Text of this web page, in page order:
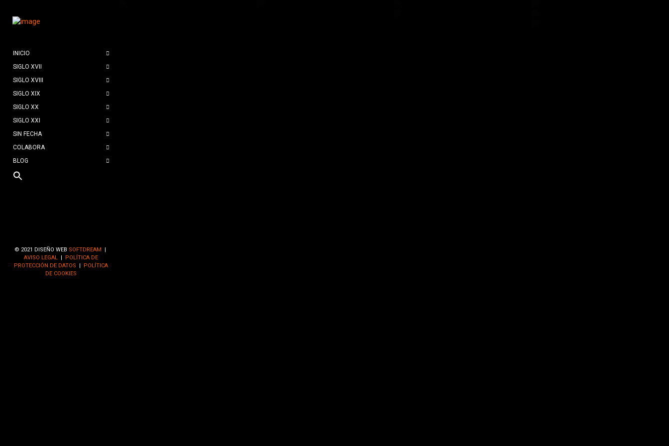
INICIO
SIGLO XVII
SIGLO XVIII
SIGLO XIX
SIGLO XX
SIGLO XXI
SIN FECHA
COLABORA
BLOG
© 2021 DISEÑO WEB SOFTDREAM |
AVISO LEGAL | POLÍTICA DE
PROTECCIÓN DE DATOS | POLÍTICA
DE COOKIES